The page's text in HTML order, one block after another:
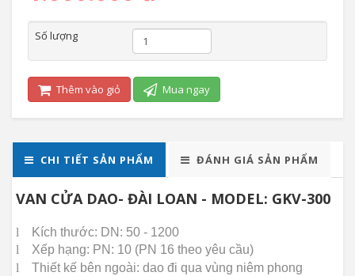
Số lượng
Thêm vào giỏ Mua ngay
CHI TIẾT SẢN PHẨM ĐÁNH GIÁ SẢN PHẨM
VAN CỬA DAO- ĐÀI LOAN - MODEL: GKV-300
l
Kích thước: DN: 50 - 1200
l
Xếp hạng: PN: 10 (PN 16 theo yêu cầu)
l
Thiết kế bên ngoài: dao đi qua vùng niêm phong